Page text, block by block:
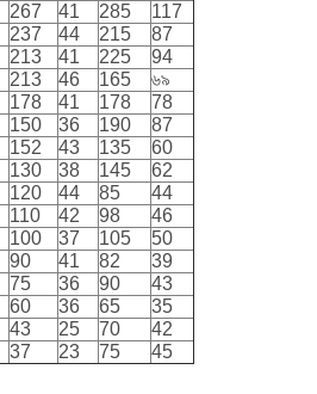
267 41 285
117
237 44 215
87
213 41 225
94
213 46 165
৬৯
178 41 178
78
150 36 190
87
152 43 135
60
130 38 145
62
120 44 85
44
110 42 98
46
100 37 105
50
90 41 82
39
75 36 90
43
60 36 65
35
43 25 70
42
37 23 75 45